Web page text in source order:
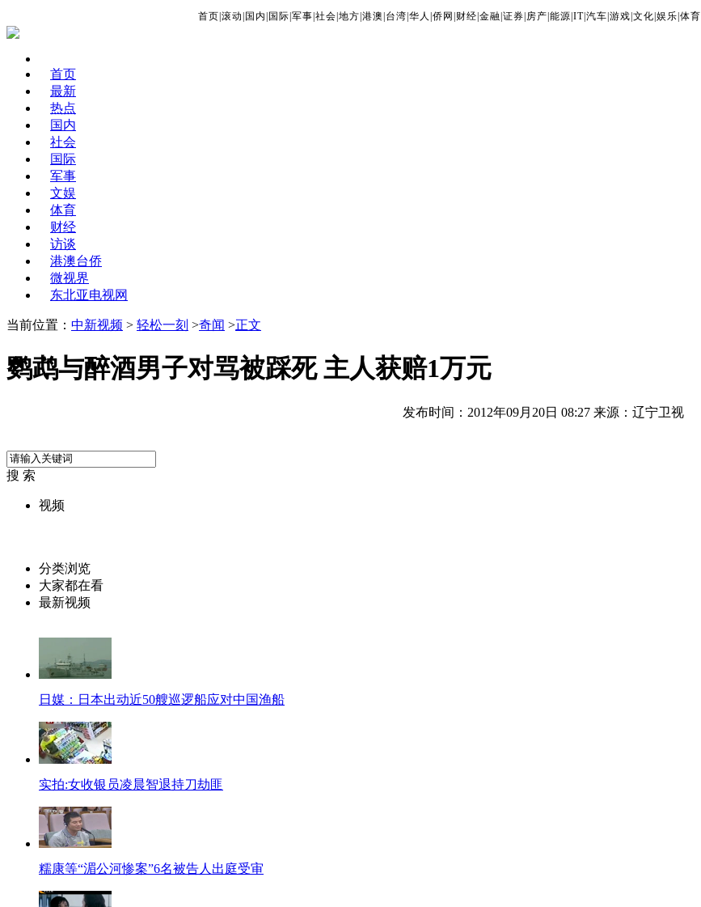
首页 滚动 国内 国际 军事 社会 地方 港澳 台湾 华人 侨网 财经 金融 证券 房产 能源 IT| 汽车 游戏 文化 娱乐 体育
首页
最新
热点
国内
社会
国际
军事
文娱
体育
财经
访谈
港澳台侨
微视界
东北亚电视网
当前位置： 中新视频 > 轻松一刻 >奇闻 >正文
鹦鹉与醉酒男子对骂被踩死 主人获赔1万元
发布时间：2012年09月20日 08:27 来源：辽宁卫视
搜 索
视频
分类浏览
大家都在看
最新视频
日媒：日本出动近50艘巡逻船应对中国渔船
实拍:女收银员凌晨智退持刀劫匪
糯康等“湄公河惨案”6名被告人出庭受审